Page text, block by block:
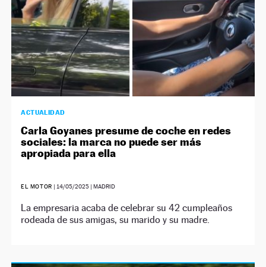
ACTUALIDAD
Carla Goyanes presume de coche en redes
sociales: la marca no puede ser más
apropiada para ella
EL MOTOR | 14/05/2025 | MADRID
La empresaria acaba de celebrar su 42 cumpleaños
rodeada de sus amigas, su marido y su madre.